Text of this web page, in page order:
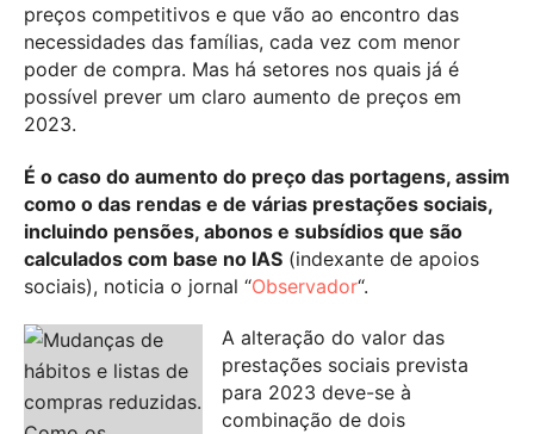
preços competitivos e que vão ao encontro das
necessidades das famílias, cada vez com menor
poder de compra. Mas há setores nos quais já é
possível prever um claro aumento de preços em
2023.
É o caso do aumento do preço das portagens, assim
como o das rendas e de várias prestações sociais,
incluindo pensões, abonos e subsídios que são
calculados com base no IAS (indexante de apoios
sociais), noticia o jornal “Observador“.
A alteração do valor das
prestações sociais prevista
para 2023 deve-se à
combinação de dois